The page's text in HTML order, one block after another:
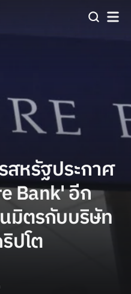
สหรัฐประกาศ
Bank' อีก
มิตรกับบริษัท
ปโต